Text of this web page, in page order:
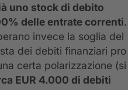
uno stock di debito
delle entrate correnti.
invece la soglia del
dei debiti finanziari pro
certa polarizzazione (si
EUR 4.000 di debiti